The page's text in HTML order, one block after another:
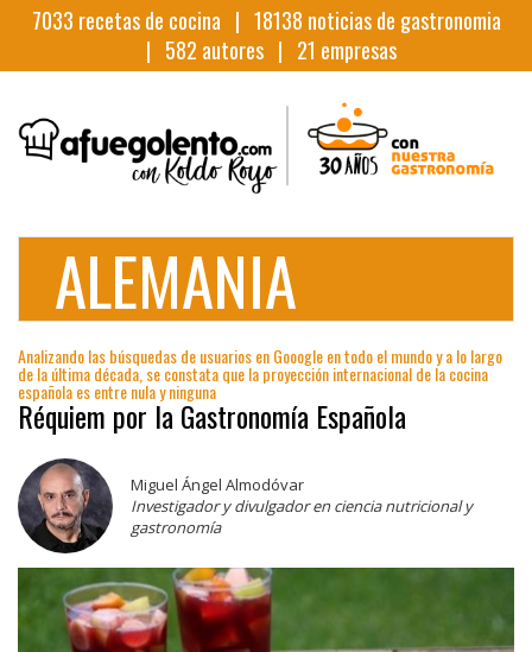
7033 recetas de cocina | 18138 noticias de gastronomia
| 582 autores | 21 empresas
ALEMANIA
Analizando las búsquedas de usuarios en Gooogle en todo el mundo y a lo largo
de la última década, se constata que la proyección internacional de la cocina
española es entre nula y ninguna
Réquiem por la Gastronomía Española
Miguel Ángel Almodóvar
Investigador y divulgador en ciencia nutricional y
gastronomía